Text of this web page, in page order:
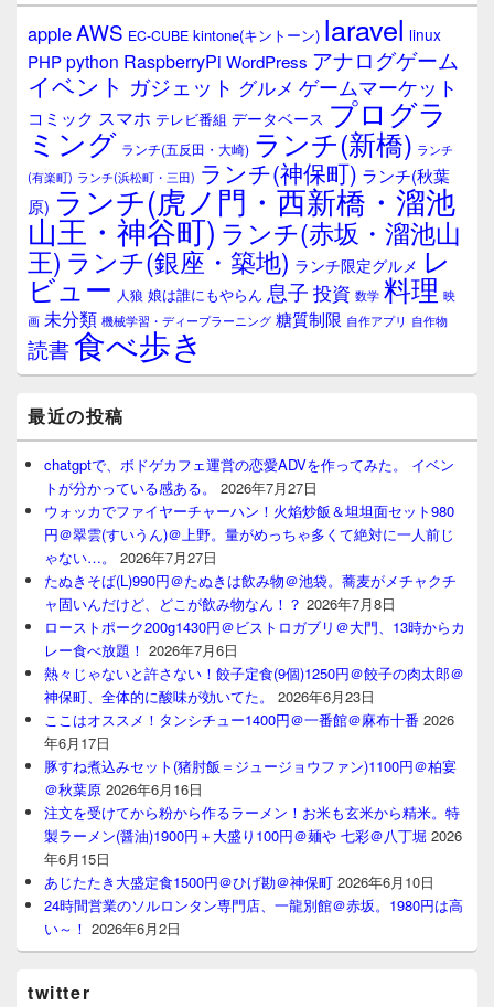
ウ
ィ
ジ
ェ
ア
appleAWS EC-CUBE kintone(キントーン) laravel linux
PHPpython RaspberryPi WordPress アナログゲーム
イベント ガジェット グルメ ゲームマーケット
コミック スマホ テレビ番組 データベース プログラ
ミング ランチ(五反田・大崎) ランチ(新橋) ランチ
(有楽町) ランチ(浜松町・三田) ランチ(神保町) ランチ(秋葉
原) ランチ(虎ノ門・西新橋・溜池
山王・神谷町) ランチ(赤坂・溜池山
王) ランチ(銀座・築地) ランチ限定グルメ レ
ビュー 人狼 娘は誰にもやらん 息子 投資 数学 料理 映
画 未分類 機械学習・ディープラーニング 糖質制限 自作アプリ 自作物
読書食べ歩き
最近の投稿
chatgptで、ボドゲカフェ運営の恋愛ADVを作ってみた。 イベン
トが分かっている感ある。
2026年7月27日
ウォッカでファイヤーチャーハン！火焰炒飯＆坦坦面セット980
円＠翠雲(すいうん)＠上野。量がめっちゃ多くて絶対に一人前じ
ゃない…。
2026年7月27日
たぬきそば(L)990円＠たぬきは飲み物＠池袋。蕎麦がメチャクチ
ャ固いんだけど、どこが飲み物なん！？ 2026年7月8日
ローストポーク200g1430円＠ビストロガブリ＠大門、13時からカ
レー食べ放題！ 2026年7月6日
熱々じゃないと許さない！餃子定食(9個)1250円＠餃子の肉太郎＠
神保町、全体的に酸味が効いてた。
2026年6月23日
ここはオススメ！タンシチュー1400円＠一番館＠麻布十番 2026
年6月17日
豚すね煮込みセット(猪肘飯＝ジュージョウファン)1100円＠柏宴
＠秋葉原 2026年6月16日
注文を受けてから粉から作るラーメン！お米も玄米から精米。特
製ラーメン(醤油)1900円＋大盛り100円＠麺や 七彩＠八丁堀 2026
年6月15日
あじたたき大盛定食1500円＠ひげ勘＠神保町 2026年6月10日
24時間営業のソルロンタン専門店、一龍別館＠赤坂。1980円は高
い～！ 2026年6月2日
twitter